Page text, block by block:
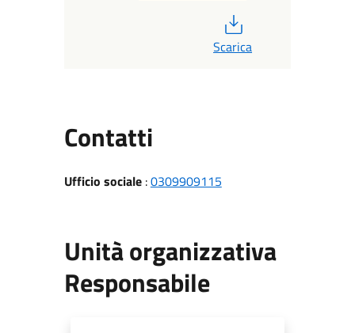
Scarica
ContattiUtili
Ufficio sociale:0309909115
Unità organizzativa
Responsabile